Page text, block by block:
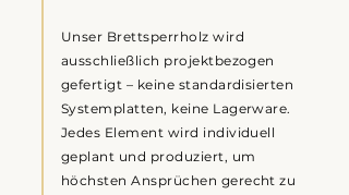
Unser Brettsperrholz wird
ausschließlich projektbezogen
gefertigt – keine standardisierten
Systemplatten, keine Lagerware.
Jedes Element wird individuell
geplant und produziert, um
höchsten Ansprüchen gerecht zu